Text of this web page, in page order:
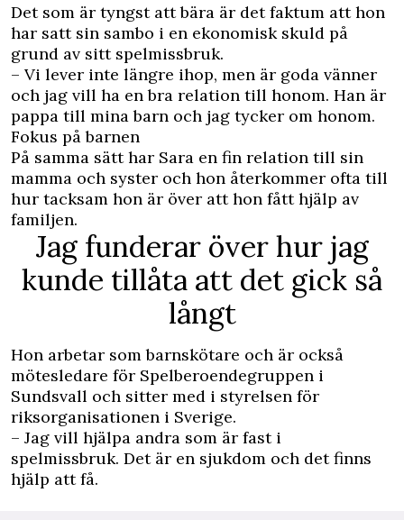
Det som är tyngst att bära är det faktum att hon
har satt sin sambo i en ekonomisk skuld på
grund av sitt spelmissbruk.
– Vi lever inte längre ihop, men är goda vänner
och jag vill ha en bra relation till honom. Han är
pappa till mina barn och jag tycker om honom.
Fokus på barnen
På samma sätt har Sara en fin relation till sin
mamma och syster och hon återkommer ofta till
hur tacksam hon är över att hon fått hjälp av
familjen.
Jag funderar över hur jag
kunde tillåta att det gick så
långt
Hon arbetar som barnskötare och är också
mötesledare för Spelberoendegruppen i
Sundsvall och sitter med i styrelsen för
riksorganisationen i Sverige.
– Jag vill hjälpa andra som är fast i
spelmissbruk. Det är en sjukdom och det finns
hjälp att få.